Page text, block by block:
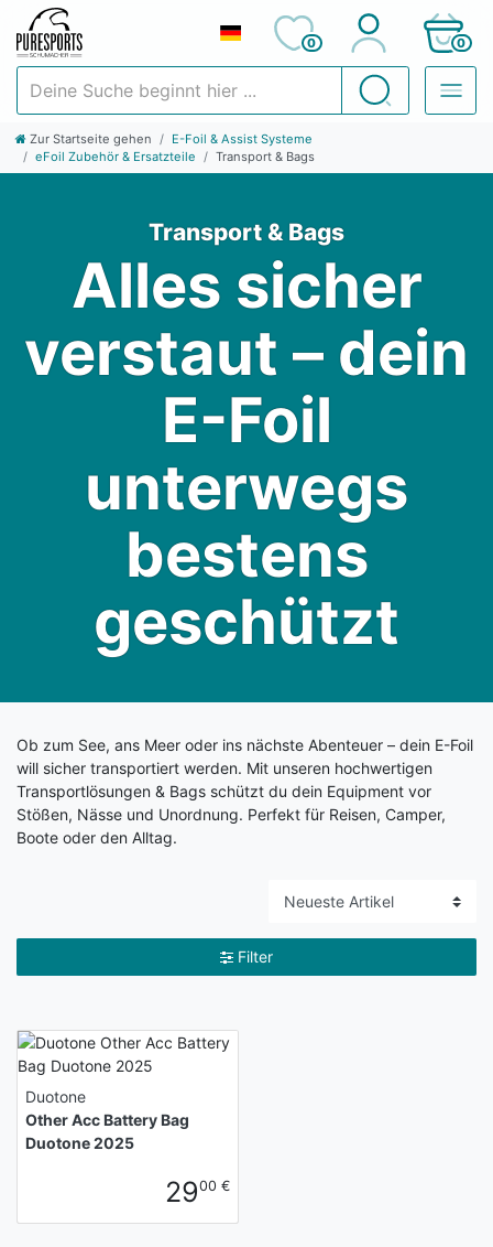
Suchen
0 0
Zur Startseite gehen
E-Foil & Assist Systeme
eFoil Zubehör & Ersatzteile
Transport & Bags
Transport & Bags
Alles sicher
verstaut – dein
E-Foil
unterwegs
bestens
geschützt
Ob zum See, ans Meer oder ins nächste Abenteuer – dein E-Foil
will sicher transportiert werden. Mit unseren hochwertigen
Transportlösungen & Bags schützt du dein Equipment vor
Stößen, Nässe und Unordnung. Perfekt für Reisen, Camper,
Boote oder den Alltag.
Filter
Duotone
Other Acc Battery Bag
Duotone 2025
2900 €